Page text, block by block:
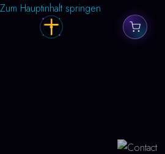
Zum Hauptinhalt springen